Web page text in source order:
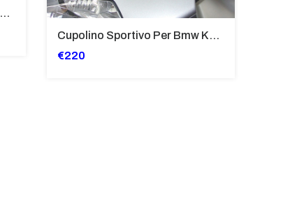
Tubi Di Protezione Bauli Posteriori Per Bmw K 1600 Gt/Gtl (2010>2016) GIALLO - TB8025-K1600GT
Cupolino Sportivo Per Bmw K 1200 R Sport 2005-07 TRASPARENTE - Sc967-T
€220